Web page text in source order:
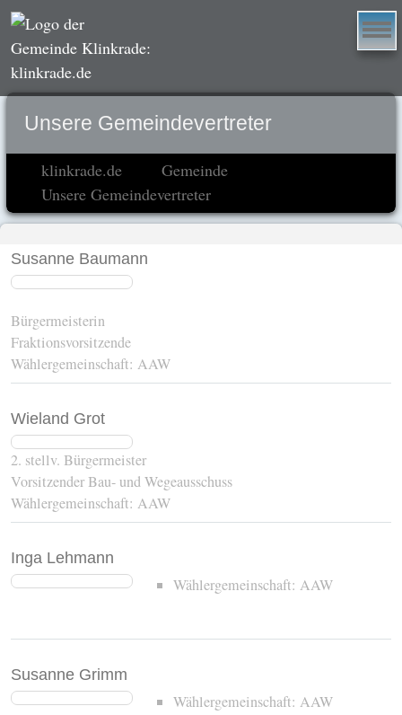
Unsere Gemeindevertreter
klinkrade.de
Gemeinde
Unsere Gemeindevertreter
Susanne Baumann
Bürgermeisterin
Fraktionsvorsitzende
Wählergemeinschaft: AAW
Wieland Grot
2. stellv. Bürgermeister
Vorsitzender Bau- und Wegeausschuss
Wählergemeinschaft: AAW
Inga Lehmann
Wählergemeinschaft: AAW
Susanne Grimm
Wählergemeinschaft: AAW